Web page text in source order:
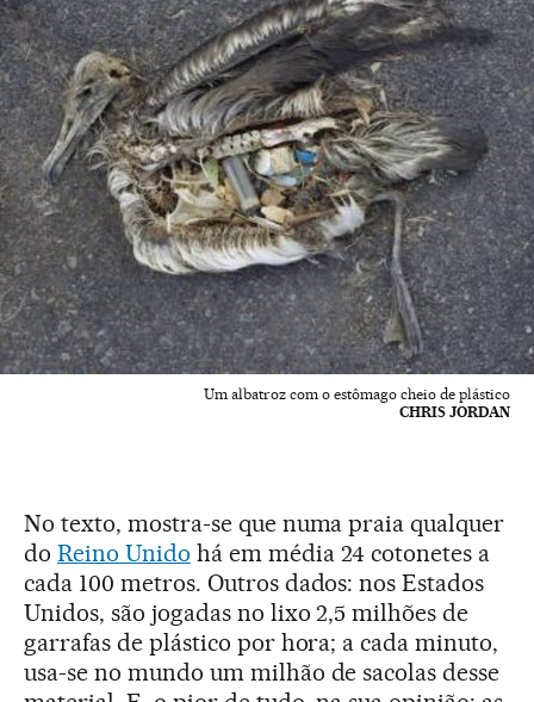
Um albatroz com o estômago cheio de plástico
CHRIS JORDAN
No texto, mostra-se que numa praia qualquer
do Reino Unido há em média 24 cotonetes a
cada 100 metros. Outros dados: nos Estados
Unidos, são jogadas no lixo 2,5 milhões de
garrafas de plástico por hora; a cada minuto,
usa-se no mundo um milhão de sacolas desse